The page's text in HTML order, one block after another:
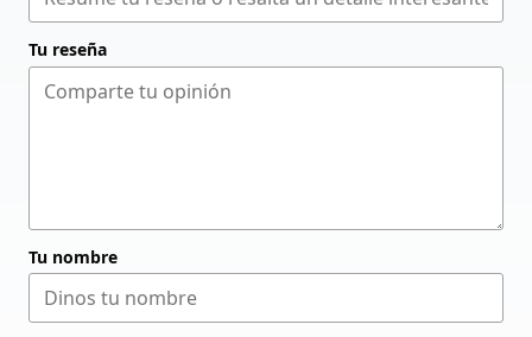
Tu reseña
Tu nombre